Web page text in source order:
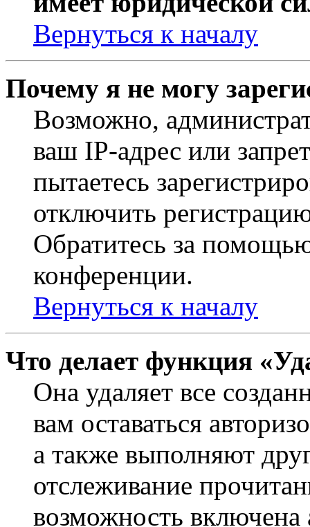
Вернуться к началу
Почему я не могу
Возможно,
ваш IP-адрес или
пытаетесь
отключить
Обратитесь за
конференции.
Вернуться к началу
Что делает функция
Она удаляет все
вам оставаться
а также выполняют
отслеживание
возможность